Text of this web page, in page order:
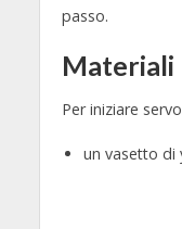
passo.
Materiali
Per iniziare
un vasetto di